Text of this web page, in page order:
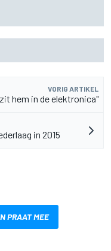
VORIG ARTIKEL
hem in de elektronica"
in 2015
PRAAT MEE